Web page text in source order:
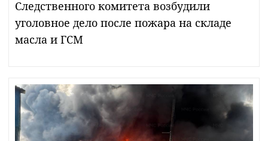
Следственного комитета возбудили
уголовное дело после пожара на складе
масла и ГСМ